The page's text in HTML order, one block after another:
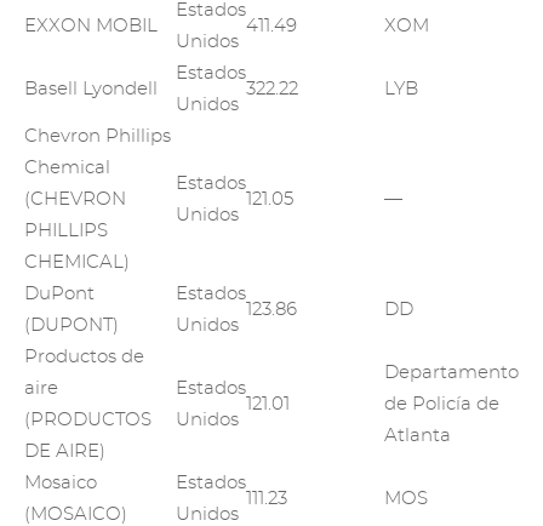
EXXON MOBIL
Estados
Unidos
411.49 XOM
Basell Lyondell
Estados
Unidos
322.22 LYB
Chevron Phillips
Chemical
(CHEVRON
PHILLIPS
CHEMICAL)
Estados
Unidos
121.05 —
DuPont
(DUPONT)
Estados
Unidos
123.86 DD
Productos de
aire
(PRODUCTOS
DE AIRE)
Estados
Unidos
121.01
Departamento
de Policía de
Atlanta
Mosaico
(MOSAICO)
Estados
Unidos
111.23 MOS